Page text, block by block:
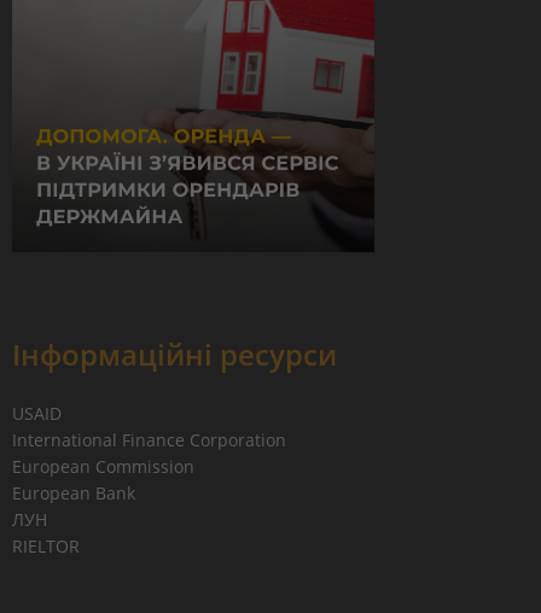
Інформаційні ресурси
USAID
International Finance Corporation
European Commission
European Bank
ЛУН
RIELTOR